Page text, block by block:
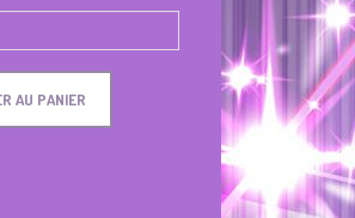
AU PANIER